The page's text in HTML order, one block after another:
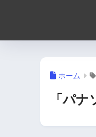
ホーム
「パ